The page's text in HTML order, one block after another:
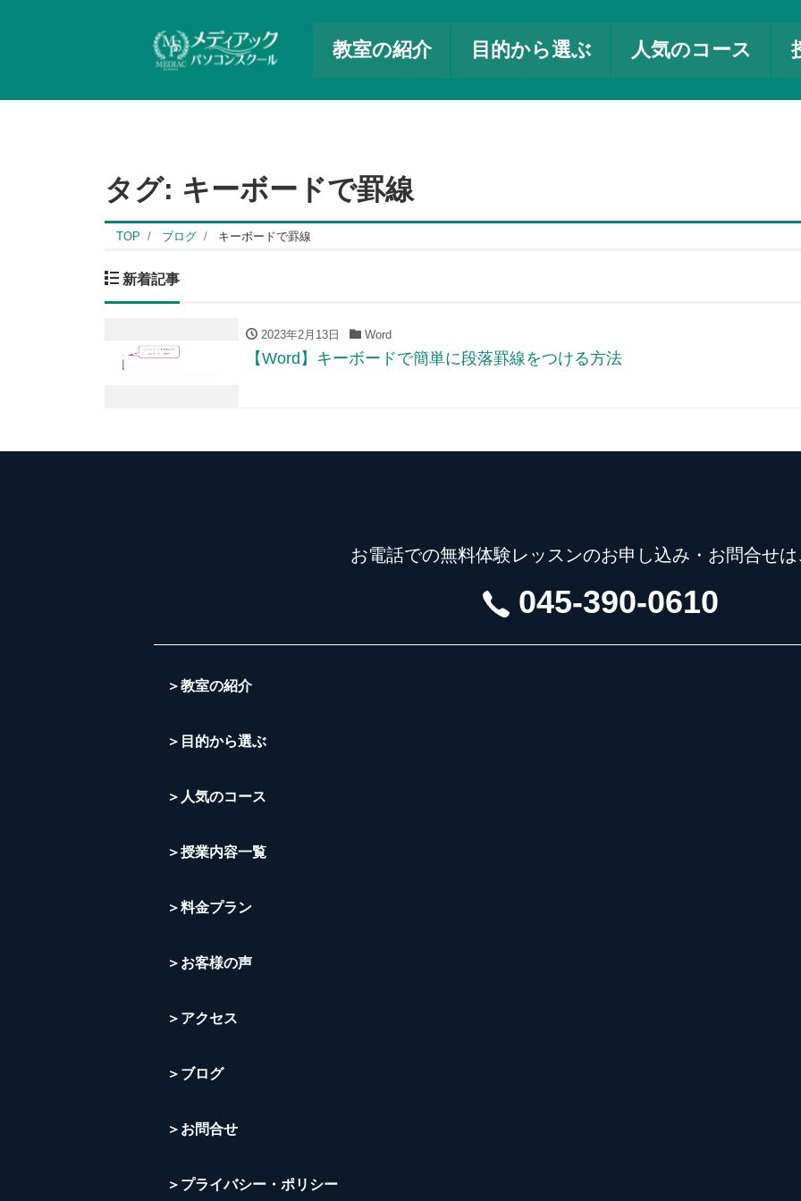
教室の紹介 目的から選ぶ 人気のコース
タグ: キーボードで罫線
TOP ブログ キーボードで罫線
新着記事
2023年2月13日 Word
【Word】キーボードで簡単に段落罫線をつける方法
お電話での無料体験レッスンのお申し込み・お問合せ
045-390-0610
＞教室の紹介
＞目的から選ぶ
＞人気のコース
＞授業内容一覧
＞料金プラン
＞お客様の声
＞アクセス
＞ブログ
＞お問合せ
＞プライバシー・ポリシー